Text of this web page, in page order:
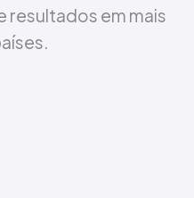
em mais